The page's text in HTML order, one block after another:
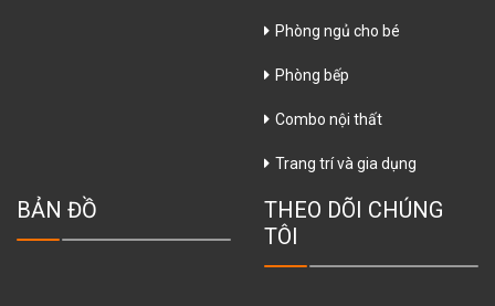
Phòng ngủ cho bé
Phòng bếp
Combo nội thất
Trang trí và gia dụng
BẢN ĐỒ
THEO DÕI CHÚNG
TÔI